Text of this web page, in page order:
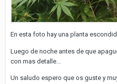
En esta foto hay una planta
Luego de noche antes de que
con mas detalle...
Un saludo espero que os guste y